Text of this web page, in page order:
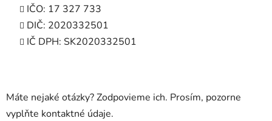
IČO: 17 327 733
DIČ: 2020332501
IČ DPH: SK2020332501
Máte nejaké otázky? Zodpovieme ich. Prosím, pozorne
vyplňte kontaktné údaje.